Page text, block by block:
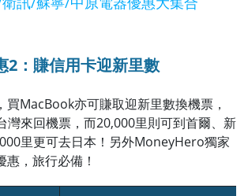
：賺信用卡迎新里數
買MacBook亦可賺取迎新里數換機票，
灣來回機票，而20,000里則可到首爾、新
里更可去日本！另外MoneyHero獨家
，旅行必備！